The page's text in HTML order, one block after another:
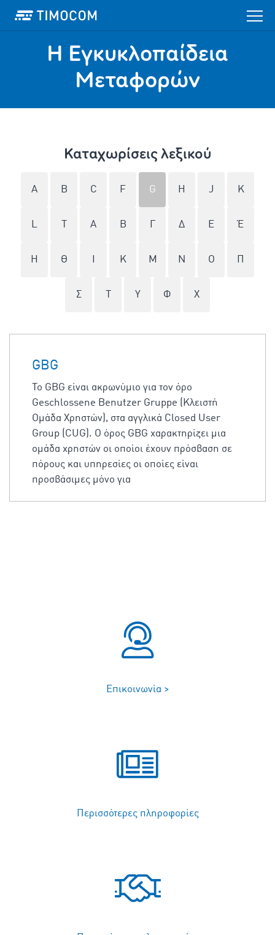
Η Εγκυκλοπαίδεια
Mεταφορών
Καταχωρίσεις λεξικού
A B C F G H J K
L Α Β Δ Ε Έ
Η Θ Κ Μ Ν Ο
Σ Υ Φ Χ
GBG
Το GBG είναι ακρωνύμιο για τον όρο
Geschlossene Benutzer Gruppe (Κλειστή
Ομάδα Χρηστών), στα αγγλικά Closed User
Group (CUG). Ο όρος GBG χαρακτηρίζει μια
ομάδα χρηστών οι οποίοι έχουν πρόσβαση σε
πόρους και υπηρεσίες οι οποίες είναι
προσβάσιμες μόνο για
Επικοινωνία >
Περισσότερες πληροφορίες